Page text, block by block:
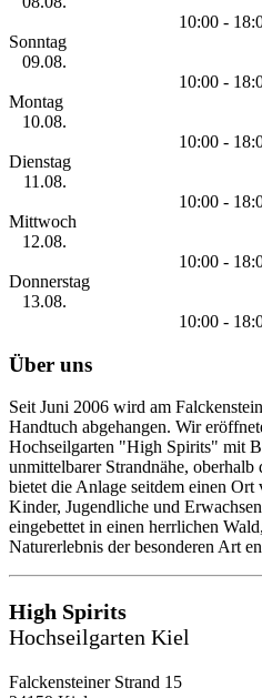
10:00 -
Sonntag
09.08.
10:00 -
Montag
10.08.
10:00 -
Dienstag
11.08.
10:00 -
Mittwoch
12.08.
10:00 -
Donnerstag
13.08.
10:00 -
Über uns
Seit Juni 2006 wird am
Handtuch abgehangen. Wir
Hochseilgarten "High Spirits" mit
unmittelbarer Strandnähe,
bietet die Anlage seitdem einen
Kinder, Jugendliche und
eingebettet in einen herrlichen
Naturerlebnis der besonderen Art
High Spirits
Hochseilgarten Kiel
Falckensteiner Strand 15